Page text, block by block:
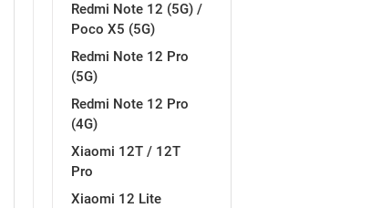
Redmi Note 12 (5G) /
Poco X5 (5G)
Redmi Note 12 Pro
(5G)
Redmi Note 12 Pro
(4G)
Xiaomi 12T / 12T
Pro
Xiaomi 12 Lite
Svijet životinja